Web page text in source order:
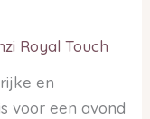
Royal Touch
en
voor een avond